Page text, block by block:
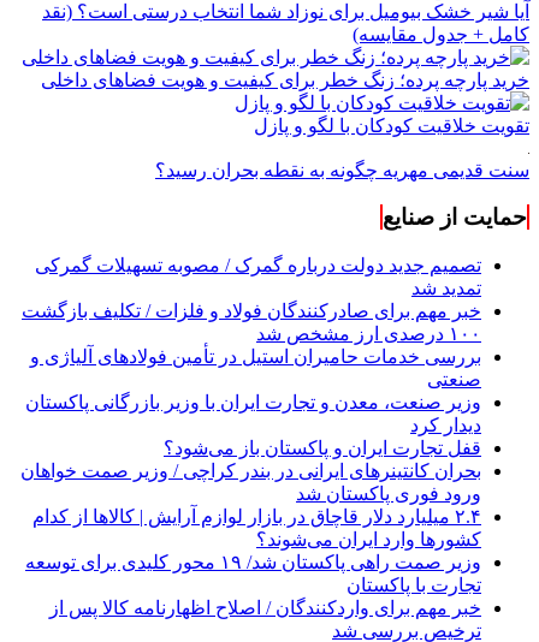
آیا شیر خشک بیومیل برای نوزاد شما انتخاب درستی است؟ (نقد
کامل + جدول مقایسه)
خرید پارچه پرده؛ زنگ خطر برای کیفیت و هویت فضاهای داخلی
تقویت خلاقیت کودکان با لگو و پازل
سنت قدیمی مهریه چگونه به نقطه بحران رسید؟
حمایت از صنایع
تصمیم جدید دولت درباره گمرک / مصوبه تسهیلات گمرکی
تمدید شد
خبر مهم برای صادرکنندگان فولاد و فلزات / تکلیف بازگشت
۱۰۰ درصدی ارز مشخص شد
بررسی خدمات حامیران استیل در تأمین فولادهای آلیاژی و
صنعتی
وزیر صنعت، معدن و تجارت ایران با وزیر بازرگانی پاکستان
دیدار کرد
قفل تجارت ایران و پاکستان باز می‌شود؟
بحران کانتینر‌های ایرانی در بندر کراچی / وزیر صمت خواهان
ورود فوری پاکستان شد
۲.۴ میلیارد دلار قاچاق در بازار لوازم آرایش | کالاها از کدام
کشورها وارد ایران می‌شوند؟
وزیر صمت راهی پاکستان شد/ ۱۹ محور کلیدی برای توسعه
تجارت با پاکستان
خبر مهم برای واردکنندگان / اصلاح اظهارنامه کالا پس از
ترخیص بررسی شد